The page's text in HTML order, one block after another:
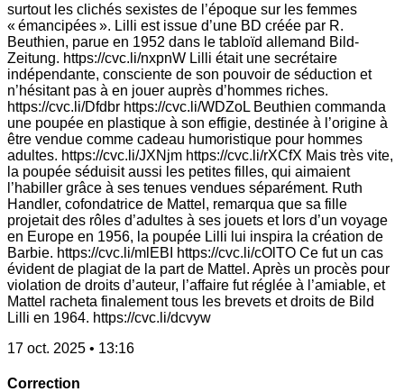
surtout les clichés sexistes de l’époque sur les femmes
« émancipées ». Lilli est issue d’une BD créée par R.
Beuthien, parue en 1952 dans le tabloïd allemand Bild-
Zeitung. https://cvc.li/nxpnW Lilli était une secrétaire
indépendante, consciente de son pouvoir de séduction et
n’hésitant pas à en jouer auprès d’hommes riches.
https://cvc.li/Dfdbr https://cvc.li/WDZoL Beuthien commanda
une poupée en plastique à son effigie, destinée à l’origine à
être vendue comme cadeau humoristique pour hommes
adultes. https://cvc.li/JXNjm https://cvc.li/rXCfX Mais très vite,
la poupée séduisit aussi les petites filles, qui aimaient
l’habiller grâce à ses tenues vendues séparément. Ruth
Handler, cofondatrice de Mattel, remarqua que sa fille
projetait des rôles d’adultes à ses jouets et lors d’un voyage
en Europe en 1956, la poupée Lilli lui inspira la création de
Barbie. https://cvc.li/mlEBI https://cvc.li/cOlTO Ce fut un cas
évident de plagiat de la part de Mattel. Après un procès pour
violation de droits d’auteur, l’affaire fut réglée à l’amiable, et
Mattel racheta finalement tous les brevets et droits de Bild
Lilli en 1964. https://cvc.li/dcvyw
17 oct. 2025 • 13:16
Correction